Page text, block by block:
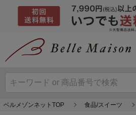
ベルメゾンネットTOP 食品/スイーツ